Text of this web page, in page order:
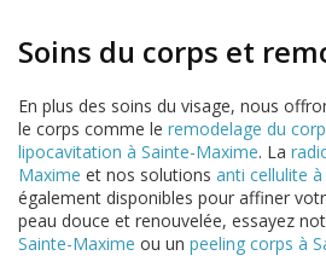
Soins du corps et
En plus des soins du visage, nous
le corps comme le remodelage du
lipocavitation à Sainte-Maxime. La
Maxime et nos solutions anti cellulite
également disponibles pour affiner
peau douce et renouvelée, essayez
Sainte-Maxime ou un peeling corps à